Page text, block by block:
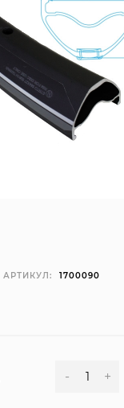
АРТИКУЛ: 1700090
- +